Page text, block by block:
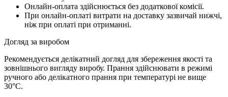
Онлайн-оплата здійснюється без додаткової комісії.
При онлайн-оплаті витрати на доставку зазвичай нижчі,
ніж при оплаті при отриманні.
Догляд за виробом
Рекомендується делікатний догляд для збереження якості та
зовнішнього вигляду виробу. Прання здійснювати в режимі
ручного або делікатного прання при температурі не вище
30°C.